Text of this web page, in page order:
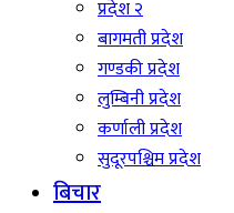
प्रदेश २
बागमती प्रदेश
गण्डकी प्रदेश
लुम्बिनी प्रदेश
कर्णाली प्रदेश
सुदूरपश्चिम प्रदेश
बिचार